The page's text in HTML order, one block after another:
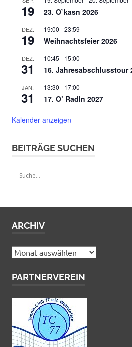
19 23. O`kasn 2026
DEZ.
19
19:00 -23:59
Weihnachtsfeier 2026
DEZ.
31
10:45 - 15:00
16. Jahresabschlusstour
JAN.
31
13:30 - 17:00
17. O’ Radln 2027
Kalender anzeigen
BEITRÄGE SUCHEN
ARCHIV
Archiv
PARTNERVEREIN